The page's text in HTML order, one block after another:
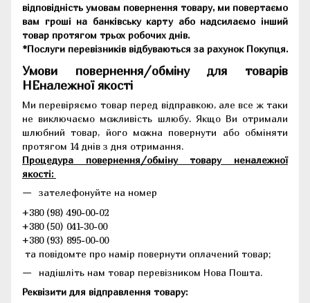
відповідність умовам повернення товару, ми повертаємо
вам гроші на банківську карту або надсилаємо інший
товар протягом трьох робочих днів.
*Послуги перевізників відбуваються за рахунок Покупця.
Умови повернення/обміну для товарів
НЕналежної якості
Ми перевіряємо товар перед відправкою, але все ж таки
не виключаємо можливість шлюбу. Якщо Ви отримали
шлюбний товар, його можна повернути або обміняти
протягом 14 днів з дня отримання.
Процедура повернення/обміну товару неналежної
якості:
зателефонуйте на номер
+380 (98) 490-00-02
+380 (50) 041-30-00
+380 (93) 895-00-00
та повідомте про намір повернути оплачений товар;
надішліть нам товар перевізником Нова Пошта.
Реквізити для відправлення товару: